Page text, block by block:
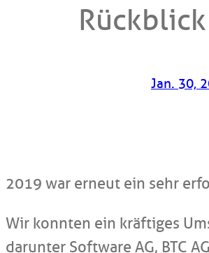
Jan. 30,
2019 war erneut ein sehr
Wir konnten ein kräftiges
darunter Software AG, BTC